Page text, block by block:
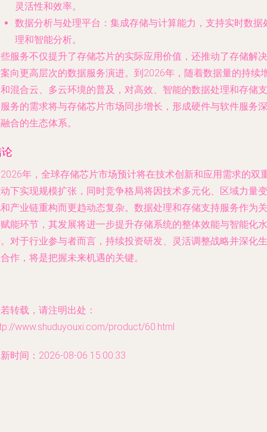
灵活性和效率。
数据分析与处理平台 ：集成存储与计算能力，支持实时数据
理和智能分析。
服务不仅提升了存储芯片的实际应用价值，还推动了存储解决
向更高层次的数据服务演进。到2026年，随着数据量的持续
混合云、多云环境的普及，对高效、智能的数据处理和存储支
务的需求将与存储芯片市场同步增长，形成硬件与软件服务深
合的生态体系。
年，全球存储芯片市场预计将在技术创新和应用需求的双
下实现规模扩张，同时竞争格局将因技术多元化、区域力量变
产业链重构而更趋动态复杂。数据处理和存储支持服务作为关
能环节，其发展将进一步提升存储系统的整体效能与智能化水
对于行业参与者而言，持续投资研发、灵活调整战略并深化生
作，将是把握未来机遇的关键。
转载，请注明出处：
www.shuduyouxi.com/product/60.html
时间：2026-08-06 15:00:33